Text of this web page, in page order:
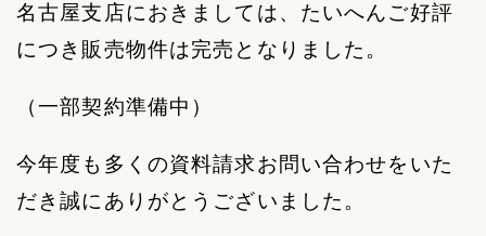
名古屋支店におきましては、たいへんご好評
につき販売物件は完売となりました。
（一部契約準備中）
今年度も多くの資料請求お問い合わせをいた
だき誠にありがとうございました。